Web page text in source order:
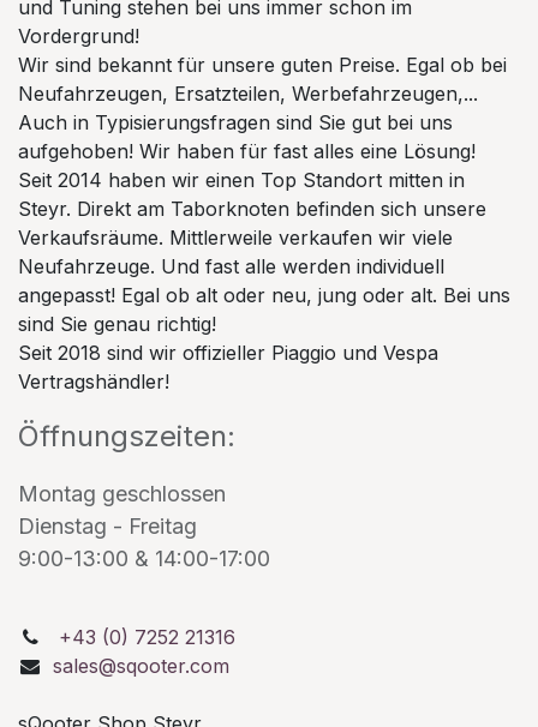
und Tuning stehen bei uns immer schon im
Vordergrund!
Wir sind bekannt für unsere guten Preise. Egal ob bei
Neufahrzeugen, Ersatzteilen, Werbefahrzeugen,...
Auch in Typisierungsfragen sind Sie gut bei uns
aufgehoben! Wir haben für fast alles eine Lösung!
Seit 2014 haben wir einen Top Standort mitten in
Steyr. Direkt am Taborknoten befinden sich unsere
Verkaufsräume. Mittlerweile verkaufen wir viele
Neufahrzeuge. Und fast alle werden individuell
angepasst! Egal ob alt oder neu, jung oder alt. Bei uns
sind Sie genau richtig!
Seit 2018 sind wir offizieller Piaggio und Vespa
Vertragshändler!
Öffnungszeiten:
Montag geschlossen
Dienstag - Freitag
9:00-13:00 & 14:00-17:00
+43 (0) 7252 21316
sales@sqooter.com